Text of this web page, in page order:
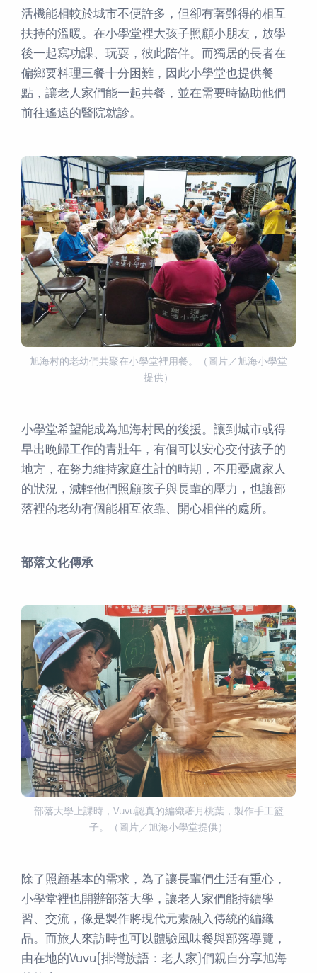
活機能相較於城市不便許多，但卻有著難得的相互
扶持的溫暖。在小學堂裡大孩子照顧小朋友，放學
後一起寫功課、玩耍，彼此陪伴。而獨居的長者在
偏鄉要料理三餐十分困難，因此小學堂也提供餐
點，讓老人家們能一起共餐，並在需要時協助他們
前往遙遠的醫院就診。
旭海村的老幼們共聚在小學堂裡用餐。（圖片／旭海小學堂
提供）
小學堂希望能成為旭海村民的後援。讓到城市或得
早出晚歸工作的青壯年，有個可以安心交付孩子的
地方，在努力維持家庭生計的時期，不用憂慮家人
的狀況，減輕他們照顧孩子與長輩的壓力，也讓部
落裡的老幼有個能相互依靠、開心相伴的處所。
部落文化傳承
部落大學上課時，Vuvu認真的編織著月桃葉，製作手工籃
子。（圖片／旭海小學堂提供）
除了照顧基本的需求，為了讓長輩們生活有重心，
小學堂裡也開辦部落大學，讓老人家們能持續學
習、交流，像是製作將現代元素融入傳統的編織
品。而旅人來訪時也可以體驗風味餐與部落導覽，
由在地的Vuvu(排灣族語：老人家)們親自分享旭海